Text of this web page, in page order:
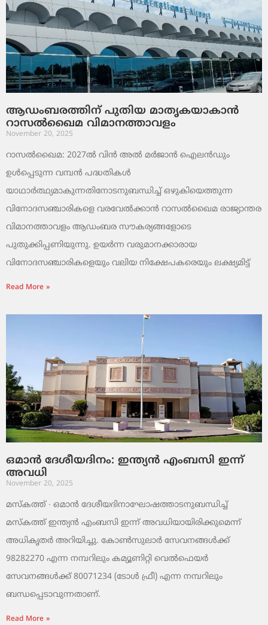
ആഡംബരത്തിന് പുതിയ മാതൃകയാകാൻ
റാസൽഖൈമ വിമാനത്താവളം
November 20, 2025
റാസൽഖൈമ: 2027ൽ വിൻ അൽ മർജാൻ ഐലൻഡും
ഉൾപ്പെടുന്ന വമ്പൻ പദ്ധതികൾ
യാഥാർത്ഥ്യമാകുന്നതിനോടനുബന്ധിച്ച് ഒഴുകിയെത്തുന്ന
വിനോദസഞ്ചാരികളെ വരവേൽക്കാൻ റാസൽഖൈമ രാജ്യാന്തര
വിമാനത്താവളം ആഡംബര സൗകര്യങ്ങളോടെ
പുതുക്കിപ്പണിയുന്നു. ഉയർന്ന വരുമാനക്കാരായ
വിനോദസഞ്ചാരികളെയും വലിയ നിക്ഷേപകരെയും ലക്ഷ്യമിട്ട്
Read More »
ഒമാൻ ദേശീയദിനം: ഇന്ത്യൻ എംബസി ഇന്ന്
അവധി
November 20, 2025
മസ്‌കത്ത് ∙ ഒമാൻ ദേശീയദിനാഘോഷത്താടനുബന്ധിച്ച്
മസ്‌കത്ത് ഇന്ത്യൻ എംബസി ഇന്ന് അവധിയായിരിക്കുമെന്ന്
അധികൃതർ അറിയിച്ചു. കോൺസുലാർ സേവനങ്ങൾക്ക്
98282270 എന്ന നമ്പറിലും കമ്യൂണിറ്റി വെൽഫെയർ
സേവനങ്ങൾക്ക് 80071234 (ടോൾ ഫ്രീ) എന്ന നമ്പറിലും
ബന്ധപ്പെടാവുന്നതാണ്.
Read More »